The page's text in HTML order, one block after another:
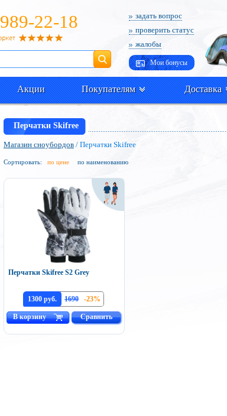
989-22-18
задать вопрос
проверить статус
жалобы
Мои бонусы
Поиск
Акции Покупателям Доставка
Перчатки Skifree
Магазин сноубордов / Перчатки Skifree
Сортировать: по цене по наименованию
Перчатки Skifree S2 Grey
1300 руб. 1690 -23%
В корзину Сравнить